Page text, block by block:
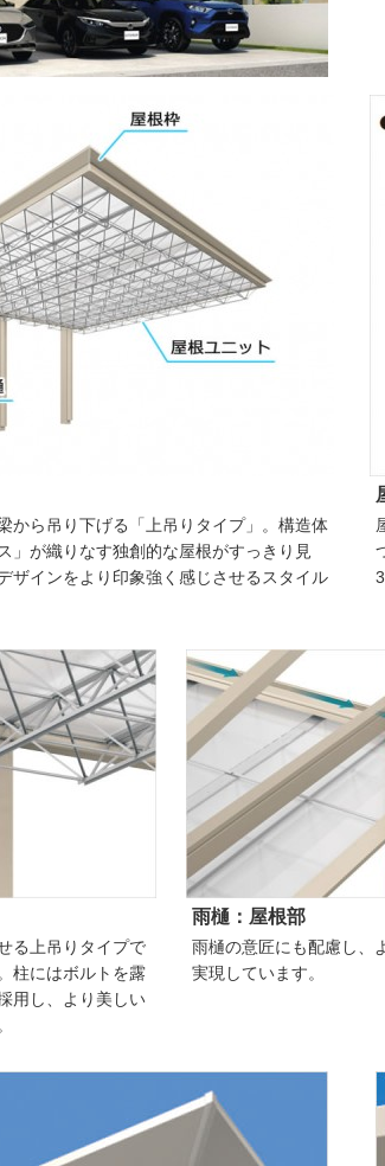
から吊り下げる「上吊りタイプ」。構造体
」が織りなす独創的な屋根がすっきり見
ザインをより印象強く感じさせるスタイル
る上吊りタイプで
柱にはボルトを露
用し、より美しい
雨樋：屋根部
雨樋の意匠にも配慮し、
実現しています。